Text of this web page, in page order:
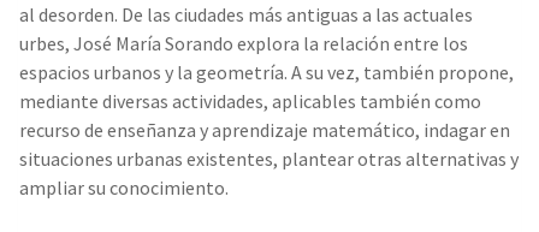
al desorden. De las ciudades más antiguas a las actuales
urbes, José María Sorando explora la relación entre los
espacios urbanos y la geometría. A su vez, también propone,
mediante diversas actividades, aplicables también como
recurso de enseñanza y aprendizaje matemático, indagar en
situaciones urbanas existentes, plantear otras alternativas y
ampliar su conocimiento.